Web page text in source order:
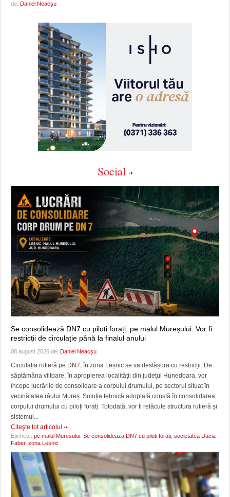
de: Daniel Neacșu
Social
Se consolidează DN7 cu piloți forați, pe malul Mureșului. Vor fi
restricții de circulație până la finalul anului
08 august 2026 de: Daniel Neacșu
Circulația rutieră pe DN7, în zona Leșnic se va desfășura cu restricții. De
săptămâna viitoare, în apropierea localității din județul Hunedoara, vor
începe lucrările de consolidare a corpului drumului, pe sectorul situat în
vecinătatea râului Mureș. Soluția tehnică adoptată constă în consolidarea
corpului drumului cu piloți forați. Totodată, vor fi refăcute structura rutieră și
sistemul...
Citeşte tot articolul
Etichete: pe malul Muresului Se consolideaza DN7 cu piloti forati societatea Dacia
Faber, zona Lesnic